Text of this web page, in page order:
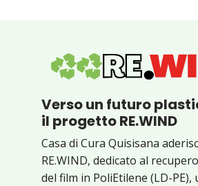
Verso un futuro
il progetto RE.WIND
Casa di Cura Quisisana
RE.WIND, dedicato al
del film in PoliEtilene (LD-PE),